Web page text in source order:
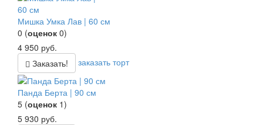
Мишка Умка Лав | 60 см
0 (оценок 0)
4 950 руб.
Заказать!
заказать торт
Панда Берта | 90 см
5 (оценок 1)
5 930 руб.